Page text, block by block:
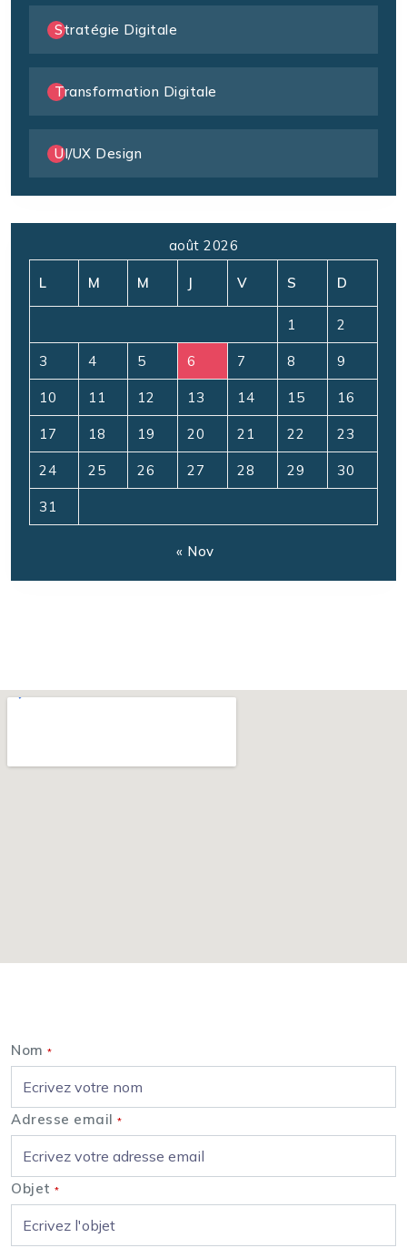
Stratégie Digitale
Transformation Digitale
UI/UX Design
août 2026
L M M J V S D
1 2
3 4 5 6 7 8 9
10 11 12 13 14 15 16
17 18 19 20 21 22 23
24 25 26 27 28 29 30
31
« Nov
Nom *
Adresse email *
Objet *